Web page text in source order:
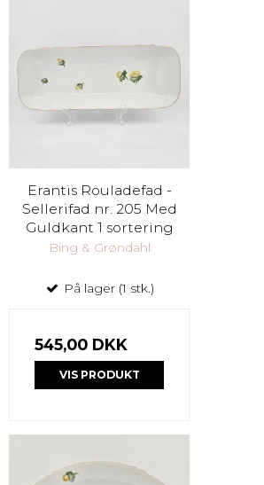
Erantis Rouladefad -
Sellerifad nr. 205 Med
Guldkant 1 sortering
Bing & Grøndahl
På lager (1 stk.)
545,00 DKK
VIS PRODUKT